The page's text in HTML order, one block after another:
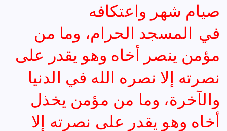
صيام شهر واعتكافه
في المسجد الحرام، وما من
مؤمن ينصر أخاه وهو يقدر على
نصرته إلا نصره الله في الدنيا
والآخرة، وما من مؤمن يخذل
أخاه وهو يقدر على نصرته إلا